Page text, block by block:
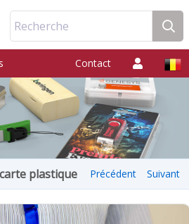
Recherche
Contact
plastique Suivant
Précédent